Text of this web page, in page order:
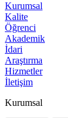
Kurumsal
Kalite
Öğrenci
Akademik
İdari
Araştırma
Hizmetler
İletişim
Kurumsal